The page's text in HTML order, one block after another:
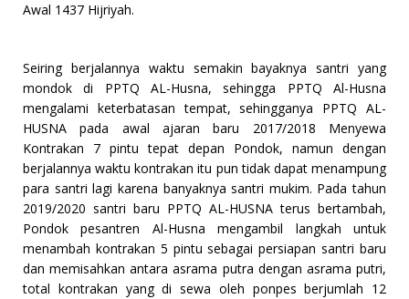
Awal 1437 Hijriyah.
Seiring berjalannya waktu semakin bayaknya santri yang
mondok di PPTQ AL-Husna, sehingga PPTQ Al-Husna
mengalami keterbatasan tempat, sehingganya PPTQ AL-
HUSNA pada awal ajaran baru 2017/2018 Menyewa
Kontrakan 7 pintu tepat depan Pondok, namun dengan
berjalannya waktu kontrakan itu pun tidak dapat menampung
para santri lagi karena banyaknya santri mukim. Pada tahun
2019/2020 santri baru PPTQ AL-HUSNA terus bertambah,
Pondok pesantren Al-Husna mengambil langkah untuk
menambah kontrakan 5 pintu sebagai persiapan santri baru
dan memisahkan antara asrama putra dengan asrama putri,
total kontrakan yang di sewa oleh ponpes berjumlah 12